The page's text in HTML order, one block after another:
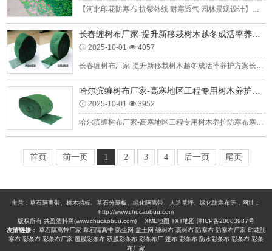
2025-10-01 4057
2025-10-01 3952
首页 前一页 1 2 3 4 后一页 尾页
主营：草石隔离带、树木挡板、草石分隔板、绿化隔离带、人造草坪、绿化防寒布等，网址：
http://www.chucaobuu.com
版权所有 共盈塑料网(www.chucaobuu.com) XML地图 TXT地图 津ICP备20003987号
友情链接：
草石隔离带厂家 草石隔离带 防尘网 盖土网 缠树布 裹树布 防寒布 防寒布厂家 印花防
寒布 彩条布 彩条布厂家 覆膜彩条布 双膜彩条布 彩条布厂 篷布 彩条布 防水彩条布 彩条布 彩条
布厂家